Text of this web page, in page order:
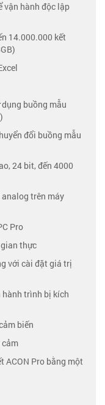
vận hành độc lập
14.000.000 kết
buồng mẫu
đổi buồng mẫu
24 bit, đến 4000
analog trên máy
Pro
thực
với cài đặt giá trị
hành trình bị kích
biến
cảm
ACON Pro bằng một